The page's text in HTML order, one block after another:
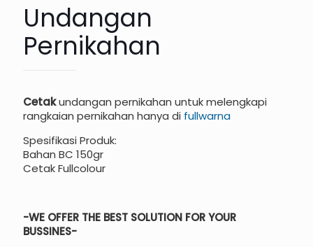
Undangan
Pernikahan
Cetakundangan pernikahan untuk melengkapi
rangkaian pernikahan hanya di fullwarna
Spesifikasi Produk:
Bahan BC 150gr
Cetak Fullcolour
-WE OFFER THE BEST SOLUTION FOR YOUR
BUSSINES-